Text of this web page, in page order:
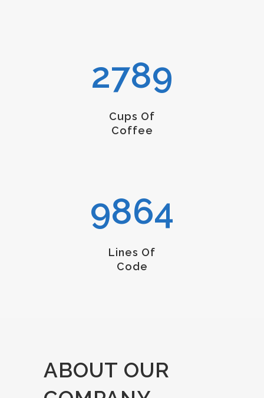
2789
Cups Of
Coffee
9864
Lines Of
Code
ABOUT OUR